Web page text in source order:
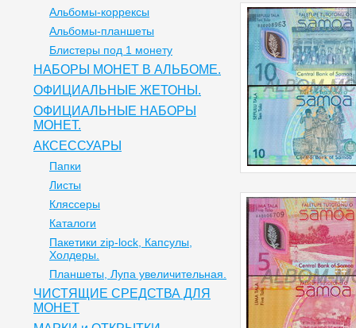
Альбомы-коррексы
Альбомы-планшеты
Блистеры под 1 монету
НАБОРЫ МОНЕТ В АЛЬБОМЕ.
ОФИЦИАЛЬНЫЕ ЖЕТОНЫ.
ОФИЦИАЛЬНЫЕ НАБОРЫ
МОНЕТ.
АКСЕССУАРЫ
Папки
Листы
Кляссеры
Каталоги
Пакетики zip-lock, Капсулы,
Холдеры.
Планшеты, Лупа увеличительная.
ЧИСТЯЩИЕ СРЕДСТВА ДЛЯ
МОНЕТ